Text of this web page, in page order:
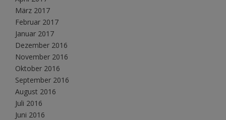
März 2017
Februar 2017
Januar 2017
Dezember 2016
November 2016
Oktober 2016
September 2016
August 2016
Juli 2016
Juni 2016